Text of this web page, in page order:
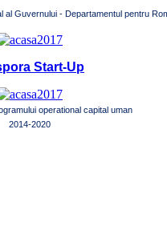
Guvernului - Departamentul pentru
Start-Up
operational capital uman
2014-2020